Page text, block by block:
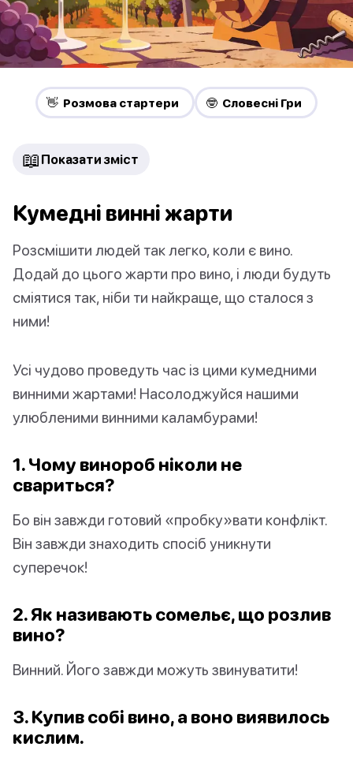
👋 Pозмова стартери 🤓 Словесні Гри
📖 Показати зміст
Кумедні винні жарти
Розсмішити людей так легко, коли є вино.
Додай до цього жарти про вино, і люди будуть
сміятися так, ніби ти найкраще, що сталося з
ними!
Усі чудово проведуть час із цими кумедними
винними жартами! Насолоджуйся нашими
улюбленими винними каламбурами!
1. Чому винороб ніколи не
свариться?
Бо він завжди готовий «пробку»вати конфлікт.
Він завжди знаходить спосіб уникнути
суперечок!
2. Як називають сомельє, що розлив
вино?
Винний. Його завжди можуть звинуватити!
3. Купив собі вино, а воно виявилось
кислим.